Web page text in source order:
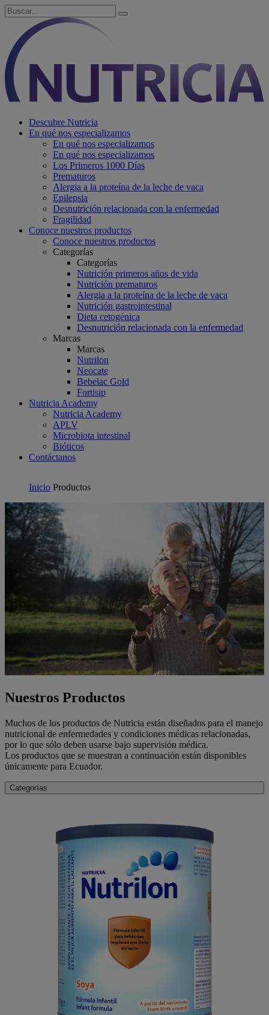
Descubre Nutricia
En qué nos especializamos
En qué nos especializamos
En qué nos especializamos
Los Primeros 1000 Días
Prematuros
Alergia a la proteína de la leche de vaca
Epilepsia
Desnutrición relacionada con la enfermedad
Fragilidad
Conoce nuestros productos
Conoce nuestros productos
Categorías
Categorías
Nutrición primeros años de vida
Nutrición prematuros
Alergia a la proteína de la leche de vaca
Nutrición gastrointestinal
Dieta cetogénica
Desnutrición relacionada con la enfermedad
Marcas
Marcas
Nutrilon
Neocate
Bebelac Gold
Fortisip
Nutricia Academy
Nutricia Academy
APLV
Microbiota intestinal
Bióticos
Contáctanos
Inicio Productos
Nuestros Productos
Muchos de los productos de Nutricia están diseñados para el manejo
nutricional de enfermedades y condiciones médicas relacionadas,
por lo que sólo deben usarse bajo supervisión médica.
Los productos que se muestran a continuación están disponibles
únicamente para Ecuador.
Categorías